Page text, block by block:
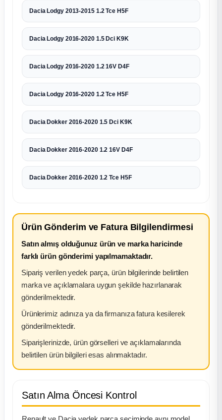
Dacia Lodgy 2013-2015 1.2 Tce H5F
Dacia Lodgy 2016-2020 1.5 Dci K9K
Dacia Lodgy 2016-2020 1.2 16V D4F
Dacia Lodgy 2016-2020 1.2 Tce H5F
Dacia Dokker 2016-2020 1.5 Dci K9K
Dacia Dokker 2016-2020 1.2 16V D4F
Dacia Dokker 2016-2020 1.2 Tce H5F
Ürün Gönderim ve Fatura Bilgilendirmesi
Satın almış olduğunuz ürün ve marka haricinde
farklı ürün gönderimi yapılmamaktadır.
Sipariş verilen yedek parça, ürün bilgilerinde belirtilen
marka ve açıklamalara uygun şekilde hazırlanarak
gönderilmektedir.
Ürünlerimiz adınıza ya da firmanıza fatura kesilerek
gönderilmektedir.
Siparişlerinizde, ürün görselleri ve açıklamalarında
belirtilen ürün bilgileri esas alınmaktadır.
Satın Alma Öncesi Kontrol